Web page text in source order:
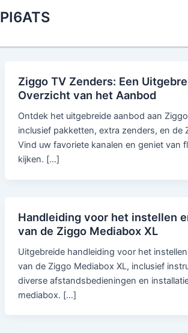
to
PI6ATS
Ziggo TV Zenders: Een
Overzicht van het Aanbod
Ontdek het uitgebreide aanbod aan
inclusief pakketten, extra zenders, en de
Vind uw favoriete kanalen en geniet van
kijken. […]
Handleiding voor het instellen
van de Ziggo Mediabox XL
Uitgebreide handleiding voor het
van de Ziggo Mediabox XL, inclusief
diverse afstandsbedieningen en
mediabox. […]